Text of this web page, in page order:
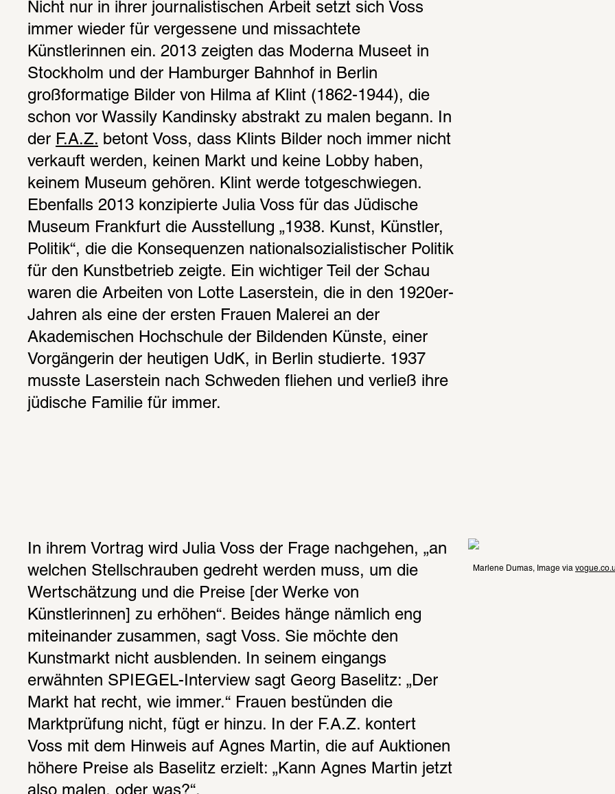
Nicht nur in ihrer journalistischen Arbeit setzt sich Voss
immer wieder für vergessene und missachtete
Künstlerinnen ein. 2013 zeigten das Moderna Museet in
Stockholm und der Hamburger Bahnhof in Berlin
großformatige Bilder von Hilma af Klint (1862-1944), die
schon vor Wassily Kandinsky abstrakt zu malen begann. In
der F.A.Z. betont Voss, dass Klints Bilder noch immer nicht
verkauft werden, keinen Markt und keine Lobby haben,
keinem Museum gehören. Klint werde totgeschwiegen.
Ebenfalls 2013 konzipierte Julia Voss für das Jüdische
Museum Frankfurt die Ausstellung „1938. Kunst, Künstler,
Politik“, die die Konsequenzen nationalsozialistischer Politik
für den Kunstbetrieb zeigte. Ein wichtiger Teil der Schau
waren die Arbeiten von Lotte Laserstein, die in den 1920er-
Jahren als eine der ersten Frauen Malerei an der
Akademischen Hochschule der Bildenden Künste, einer
Vorgängerin der heutigen UdK, in Berlin studierte. 1937
musste Laserstein nach Schweden fliehen und verließ ihre
jüdische Familie für immer.
In ihrem Vortrag wird Julia Voss der Frage nachgehen, „an
welchen Stellschrauben gedreht werden muss, um die
Wertschätzung und die Preise [der Werke von
Künstlerinnen] zu erhöhen“. Beides hänge nämlich eng
miteinander zusammen, sagt Voss. Sie möchte den
Kunstmarkt nicht ausblenden. In seinem eingangs
erwähnten SPIEGEL-Interview sagt Georg Baselitz: „Der
Markt hat recht, wie immer.“ Frauen bestünden die
Marktprüfung nicht, fügt er hinzu. In der F.A.Z. kontert
Voss mit dem Hinweis auf Agnes Martin, die auf Auktionen
höhere Preise als Baselitz erzielt: „Kann Agnes Martin jetzt
Marlene Dumas, Image via